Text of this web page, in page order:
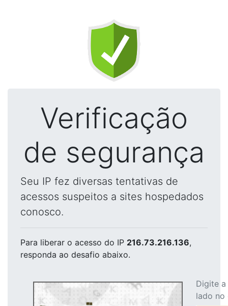
Verificação
de segurança
Seu IP fez diversas tentativas de
acessos suspeitos a sites hospedados
conosco.
Para liberar o acesso do IP 216.73.216.136,
responda ao desafio abaixo.
Digite
lado no